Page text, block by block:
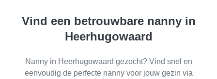
Vind een betrouwbare nanny in
Heerhugowaard
Nanny in Heerhugowaard gezocht? Vind snel en
eenvoudig de perfecte nanny voor jouw gezin via